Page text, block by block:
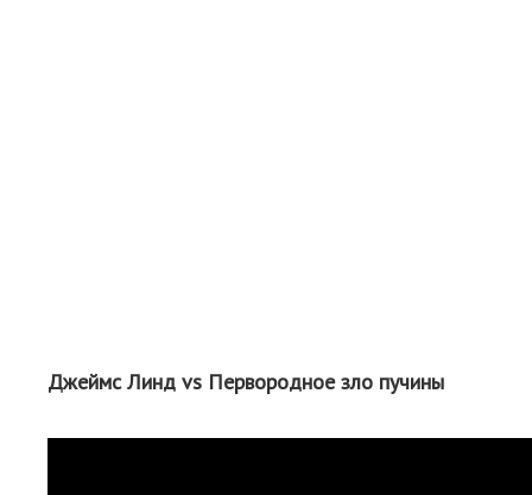
Джеймс Линд vs Первородное зло пучины